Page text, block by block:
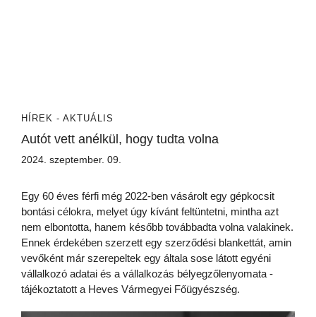
HÍREK - AKTUÁLIS
Autót vett anélkül, hogy tudta volna
2024. szeptember. 09.
Egy 60 éves férfi még 2022-ben vásárolt egy gépkocsit
bontási célokra, melyet úgy kívánt feltüntetni, mintha azt
nem elbontotta, hanem később továbbadta volna valakinek.
Ennek érdekében szerzett egy szerződési blankettát, amin
vevőként már szerepeltek egy általa sose látott egyéni
vállalkozó adatai és a vállalkozás bélyegzőlenyomata -
tájékoztatott a Heves Vármegyei Főügyészség.